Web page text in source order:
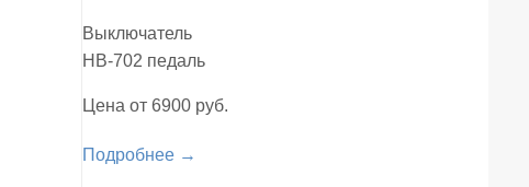
Выключатель
НВ-702 педаль
Цена от 6900 руб.
Подробнее →